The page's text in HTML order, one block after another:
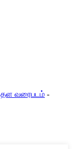
தள வரைபடம் -